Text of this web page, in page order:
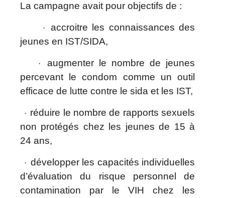
La campagne avait pour objectifs de :
·
accroitre les connaissances des
jeunes en IST/SIDA,
·
augmenter le nombre de jeunes
percevant le condom comme un outil
efficace de lutte contre le sida et les IST,
· réduire le nombre de rapports sexuels
non protégés chez les jeunes de 15 à
24 ans,
· développer les capacités individuelles
d’évaluation du risque personnel de
contamination par le VIH chez les